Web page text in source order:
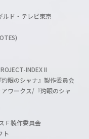
ド・テレビ東京
INDEX II
眼のシャナ』製作委員会
ワークス/『灼眼のシャ
Ｆ製作委員会
ト